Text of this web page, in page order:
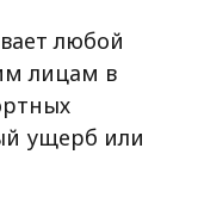
любой
лицам в
ущерб или